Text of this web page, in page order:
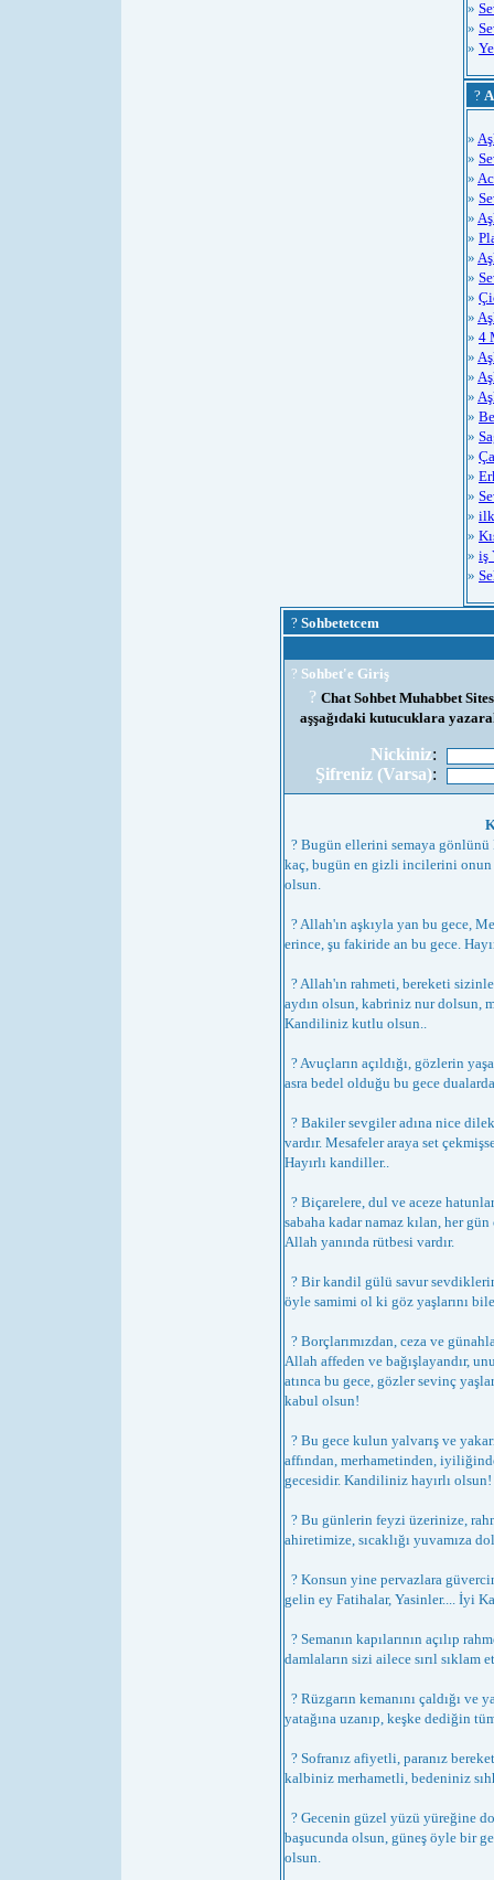
»
»
»
?
»
»
»
»
»
»
»
»
»
»
» 4
»
»
»
»
»
»
»
»
» ilk
»
» iş
»
? Sohbetetcem
? Sohbet'e Giriş
? Chat Sohbet Muhabbet
aşşağıdaki kutucuklara
Nickiniz:
Şifreniz (Varsa):
? Bugün ellerini semaya
kaç, bugün en gizli incilerini
olsun.
? Allah'ın aşkıyla yan bu gece,
erince, şu fakiride an bu gece.
? Allah'ın rahmeti, bereketi
aydın olsun, kabriniz nur dolsun,
Kandiliniz kutlu olsun..
? Avuçların açıldığı, gözlerin
asra bedel olduğu bu gece
? Bakiler sevgiler adına nice
vardır. Mesafeler araya set
Hayırlı kandiller..
? Biçarelere, dul ve aceze
sabaha kadar namaz kılan, her
Allah yanında rütbesi vardır.
? Bir kandil gülü savur
öyle samimi ol ki göz yaşlarını
? Borçlarımızdan, ceza ve
Allah affeden ve bağışlayandır,
atınca bu gece, gözler sevinç
kabul olsun!
? Bu gece kulun yalvarış ve
affından, merhametinden,
gecesidir. Kandiliniz hayırlı olsun!
? Bu günlerin feyzi üzerinize,
ahiretimize, sıcaklığı yuvamıza
? Konsun yine pervazlara
gelin ey Fatihalar, Yasinler.... İyi
? Semanın kapılarının açılıp
damlaların sizi ailece sırıl sıklam
? Rüzgarın kemanını çaldığı ve
yatağına uzanıp, keşke dediğin
? Sofranız afiyetli, paranız
kalbiniz merhametli, bedeniniz
? Gecenin güzel yüzü yüreğine
başucunda olsun, güneş öyle bir
olsun.